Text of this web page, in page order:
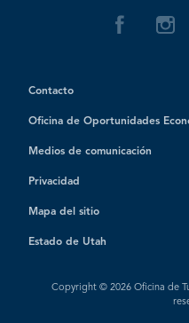
Contacto
Oficina de Oportunidades
Medios de comunicación
Privacidad
Mapa del sitio
Estado de Utah
Copyright © 2026 Oficina de